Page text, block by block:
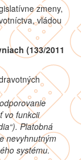
zmeny,
vládou
(133/2011
vo funkcii
Platobná
nevyhnutným
systému.